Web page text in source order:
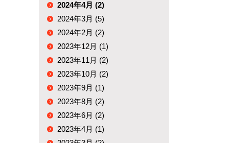
2024年4月 (2)
2024年3月 (5)
2024年2月 (2)
2023年12月 (1)
2023年11月 (2)
2023年10月 (2)
2023年9月 (1)
2023年8月 (2)
2023年6月 (2)
2023年4月 (1)